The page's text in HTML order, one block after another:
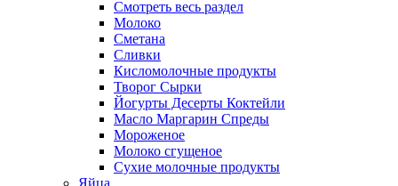
Смотреть весь раздел
Молоко
Сметана
Сливки
Кисломолочные продукты
Творог Сырки
Йогурты Десерты Коктейли
Масло Маргарин Спреды
Мороженое
Молоко сгущеное
Сухие молочные продукты
Яйца